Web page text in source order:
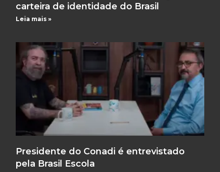
carteira de identidade do Brasil
Leia mais »
Presidente do Conadi é entrevistado
pela Brasil Escola